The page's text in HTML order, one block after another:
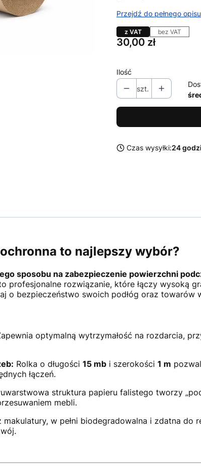
Przejdź do pełnego opisu
z VAT bez VAT
Cena
30,00 zł
Ilość
szt.
Czas wysyłki:24
to najlepszy wybór?
sposobu na zabezpieczenie powierzchni
profesjonalne rozwiązanie, które łączy wysoką
o bezpieczeństwo swoich podłóg oraz towarów
optymalną wytrzymałość na rozdarcia,
Rolka o długości 15 mbi szerokości 1 m
łączeń.
struktura papieru falistego tworzy
mebli.
makulatury, w pełni biodegradowalna i zdatna do